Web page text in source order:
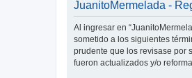
JuanitoMermelada -
Al ingresar en
sometido a los siguientes
prudente que los revisase por
fueron actualizados y/o